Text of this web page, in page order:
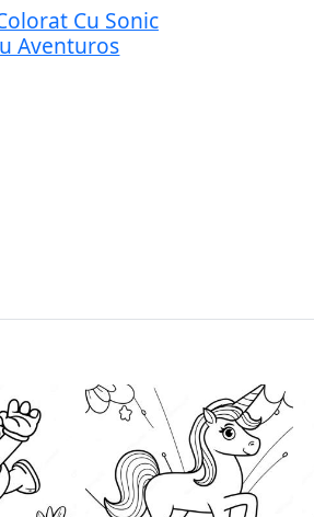
Cu Sonic
Aventuros